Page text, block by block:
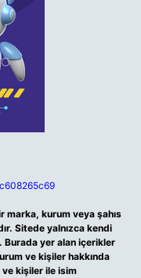
marka, kurum veya şahıs
Sitede yalnızca kendi
Burada yer alan içerikler
ve kişiler hakkında
ve kişiler ile isim